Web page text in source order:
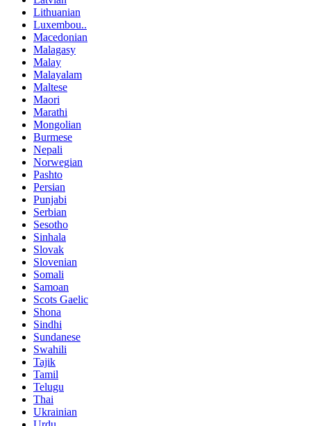
Lithuanian
Luxembou..
Macedonian
Malagasy
Malay
Malayalam
Maltese
Maori
Marathi
Mongolian
Burmese
Nepali
Norwegian
Pashto
Persian
Punjabi
Serbian
Sesotho
Sinhala
Slovak
Slovenian
Somali
Samoan
Scots Gaelic
Shona
Sindhi
Sundanese
Swahili
Tajik
Tamil
Telugu
Thai
Ukrainian